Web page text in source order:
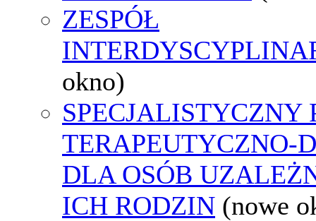
ZESPÓŁ
okno)
SPECJALISTYCZNY
TERAPEUTYCZNO-
DLA OSÓB
ICH RODZIN (nowe